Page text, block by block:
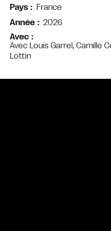
Avec
Avec Louis Garrel, Camille
Lottin
Pays
France
Année
2026